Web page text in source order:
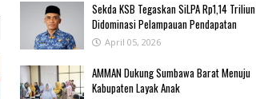
Sekda KSB Tegaskan SiLPA Rp1,14 Triliun
Didominasi Pelampauan Pendapatan
April 05, 2026
AMMAN Dukung Sumbawa Barat Menuju
Kabupaten Layak Anak